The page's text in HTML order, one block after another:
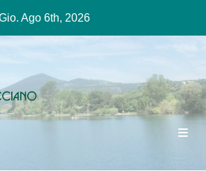
Ago 6th, 2026